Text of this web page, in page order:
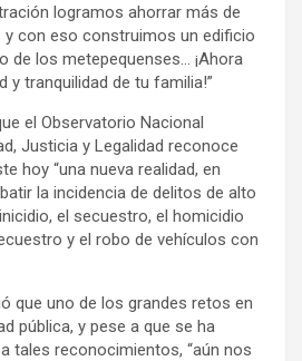
logramos ahorrar más de
y con eso construimos un edificio
de los metepequenses… ¡Ahora
y tranquilidad de tu familia!”
el Observatorio Nacional
Justicia y Legalidad reconoce
hoy “una nueva realidad, en
la incidencia de delitos de alto
el secuestro, el homicidio
y el robo de vehículos con
que uno de los grandes retos en
pública, y pese a que se ha
tales reconocimientos, “aún nos